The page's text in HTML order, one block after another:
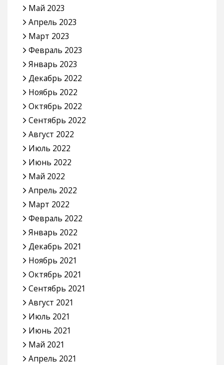
Май 2023
Апрель 2023
Март 2023
Февраль 2023
Январь 2023
Декабрь 2022
Ноябрь 2022
Октябрь 2022
Сентябрь 2022
Август 2022
Июль 2022
Июнь 2022
Май 2022
Апрель 2022
Март 2022
Февраль 2022
Январь 2022
Декабрь 2021
Ноябрь 2021
Октябрь 2021
Сентябрь 2021
Август 2021
Июль 2021
Июнь 2021
Май 2021
Апрель 2021